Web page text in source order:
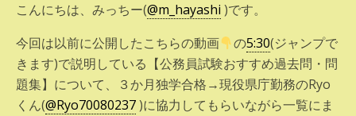
こんにちは、みっちー(@m_hayashi )です。
今回は以前に公開したこちらの動画
の5:30(ジャンプで
きます)で説明している【公務員試験おすすめ過去問・問
題集】について、３か月独学合格→現役県庁勤務のRyo
くん(@Ryo70080237)に協力してもらいながら一覧にま